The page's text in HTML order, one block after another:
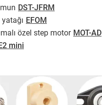
DST-JFRM
EFOM
özel step motor MOT-AD
mini